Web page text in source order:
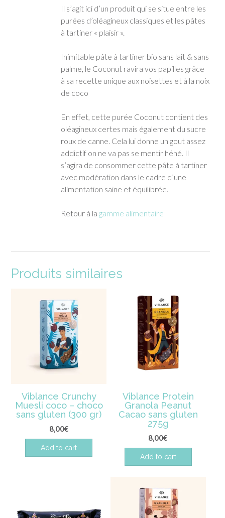
Il s’agit ici d’un produit qui se situe entre les
purées d’oléagineux classiques et les pâtes
à tartiner « plaisir ».
Inimitable pâte à tartiner bio sans lait & sans
palme, le Coconut ravira vos papilles grâce
à sa recette unique aux noisettes et à la noix
de coco
En effet, cette purée Coconut contient des
oléagineux certes mais également du sucre
roux de canne. Cela lui donne un gout assez
addictif on ne va pas se mentir héhé. Il
s’agira de consommer cette pâte à tartiner
avec modération dans le cadre d’une
alimentation saine et équilibrée.
Retour à la gamme alimentaire
Produits similaires
Viblance Crunchy
Muesli coco – choco
sans gluten (300 gr)
8,00€
Add to cart
Viblance Protein
Granola Peanut
Cacao sans gluten
275g
8,00€
Add to cart